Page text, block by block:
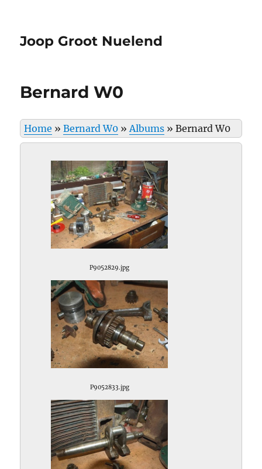
Joop Groot Nuelend
Bernard W0
Home »Bernard W0 »Albums »Bernard W0
P9052829.jpg
P9052833.jpg